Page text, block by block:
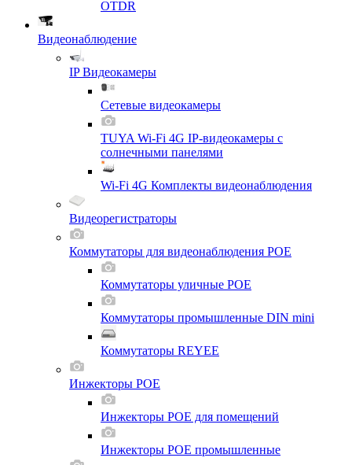
OTDR
Видеонаблюдение
IP Видеокамеры
Сетевые видеокамеры
TUYA Wi-Fi 4G IP-видеокамеры с
солнечными панелями
Wi-Fi 4G Комплекты видеонаблюдения
Видеорегистраторы
Коммутаторы для видеонаблюдения POE
Коммутаторы уличные POE
Коммутаторы промышленные DIN mini
Коммутаторы REYEE
Инжекторы POE
Инжекторы POE для помещений
Инжекторы POE промышленные